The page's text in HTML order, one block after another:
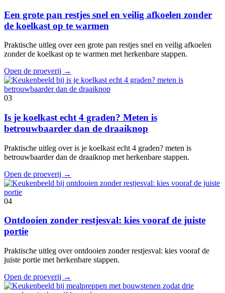
Een grote pan restjes snel en veilig afkoelen zonder
de koelkast op te warmen
Praktische uitleg over een grote pan restjes snel en veilig afkoelen
zonder de koelkast op te warmen met herkenbare stappen.
Open de proeverij →
03
Is je koelkast echt 4 graden? Meten is
betrouwbaarder dan de draaiknop
Praktische uitleg over is je koelkast echt 4 graden? meten is
betrouwbaarder dan de draaiknop met herkenbare stappen.
Open de proeverij →
04
Ontdooien zonder restjesval: kies vooraf de juiste
portie
Praktische uitleg over ontdooien zonder restjesval: kies vooraf de
juiste portie met herkenbare stappen.
Open de proeverij →